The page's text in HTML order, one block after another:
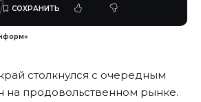
столкнулся с очередным
на продовольственном рынке.